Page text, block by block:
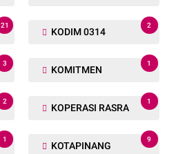
21
KODIM 0314
2
3
KOMITMEN
1
2
KOPERASI RASRA
1
1
KOTAPINANG
9